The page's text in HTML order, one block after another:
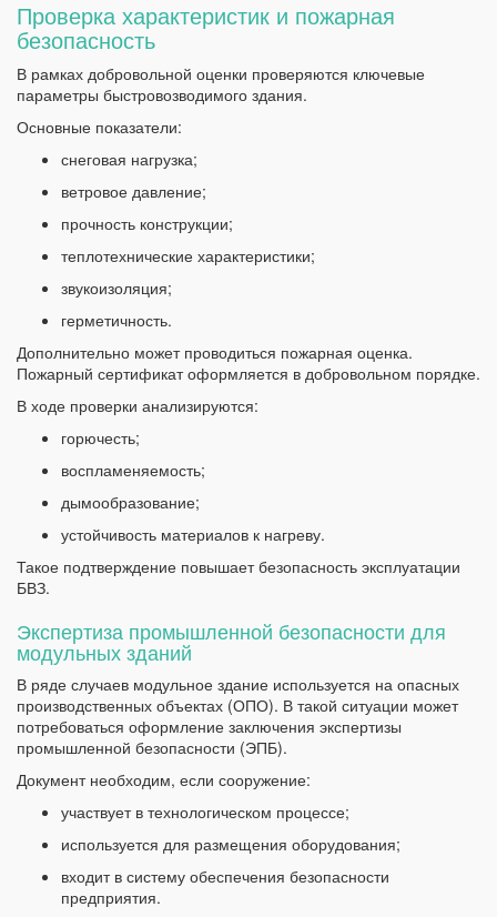
Проверка характеристик и пожарная
безопасность
В рамках добровольной оценки проверяются ключевые
параметры быстровозводимого здания.
Основные показатели:
снеговая нагрузка;
ветровое давление;
прочность конструкции;
теплотехнические характеристики;
звукоизоляция;
герметичность.
Дополнительно может проводиться пожарная оценка.
Пожарный сертификат оформляется в добровольном порядке.
В ходе проверки анализируются:
горючесть;
воспламеняемость;
дымообразование;
устойчивость материалов к нагреву.
Такое подтверждение повышает безопасность эксплуатации
БВЗ.
Экспертиза промышленной безопасности для
модульных зданий
В ряде случаев модульное здание используется на опасных
производственных объектах (ОПО). В такой ситуации может
потребоваться оформление заключения экспертизы
промышленной безопасности (ЭПБ).
Документ необходим, если сооружение:
участвует в технологическом процессе;
используется для размещения оборудования;
входит в систему обеспечения безопасности
предприятия.